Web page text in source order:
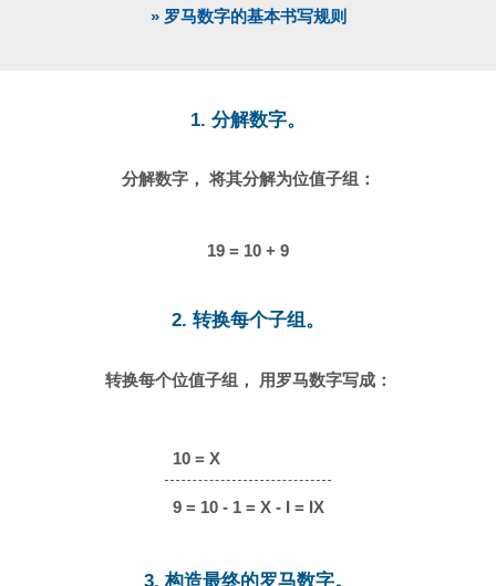
» 罗马数字的基本书写规则
1. 分解数字。
分解数字， 将其分解为位值子组：
19 = 10 + 9
2. 转换每个子组。
转换每个位值子组， 用罗马数字写成：
10 = X
9 = 10 - 1 = X - I = IX
3. 构造最终的罗马数字。